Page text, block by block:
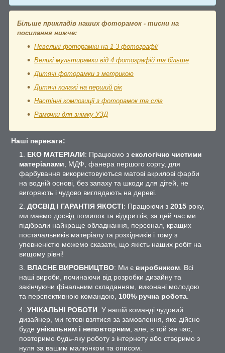
Більше прикладів наших фоторамок - тисни на
посилання нижче:
Невеликі фоторамки на 1-3 фотографії
Великі мультирамки від 4 фотографій та більше
Дитячі фоторамки з метрикою
Дитячі колажі на перший рік
Настінні композиції з фоторамок та слів
Рамочки для знімку УЗД
Наші переваги:
ЕКО МАТЕРІАЛИ: Працюємо з екологічно чистими
матеріалами , МДФ, фанера першого сорту, для
фарбування використовуються матові акрилові фарби
на водній основі, без запаху та шкоди для дітей, не
вигоряють і чудово виглядають на дереві.
ДОСВІД І ГАРАНТІЯ ЯКОСТІ: Працюючи з 2015 року,
ми маємо досвід помилок та відкриттів, за цей час ми
підібрали найкраще обладнання, персонал, кращих
постачальників матеріалу та розхідників і тому з
упевненістю можемо сказати, що якість наших робіт на
вищому рівні!
ВЛАСНЕ ВИРОБНИЦТВО: Ми є виробником . Всі
наші вироби, починаючи від розробки дизайну та
закінчуючи фінальним складанням, виконані молодою
та перспективною командою, 100% ручна робота
УНІКАЛЬНІ РОБОТИ: У нашій команді чудовий
дизайнер, ми готові взятися за замовлення, яке дійсно
буде унікальним і неповторним , але, в той же час,
повторимо будь-яку роботу з інтернету або створимо з
нуля за вашим малюнком та описом.